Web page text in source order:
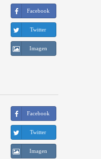
Facebook
Twitter
Imagen
Facebook
Twitter
Imagen